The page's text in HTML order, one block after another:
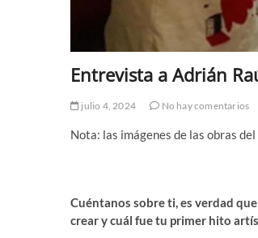
Entrevista a Adrián
julio 4, 2024 No hay comentarios
Nota: las imágenes de las obras
Cuéntanos sobre ti, es verdad
crear y cuál fue tu primer hito